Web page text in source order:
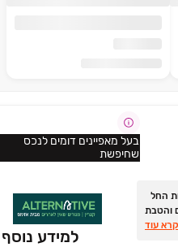
החל
והטבת
קרא עוד
למידע נוסף
בעל מאפיינים דומים לנכס
שחיפשת